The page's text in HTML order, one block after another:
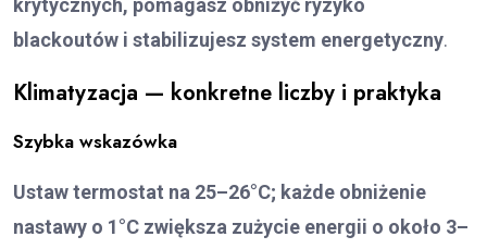
krytycznych, pomagasz obniżyć ryzyko
blackoutów i stabilizujesz system energetyczny.
Klimatyzacja — konkretne liczby i praktyka
Szybka wskazówka
Ustaw termostat na 25–26°C; każde obniżenie
nastawy o 1°C zwiększa zużycie energii o około 3–